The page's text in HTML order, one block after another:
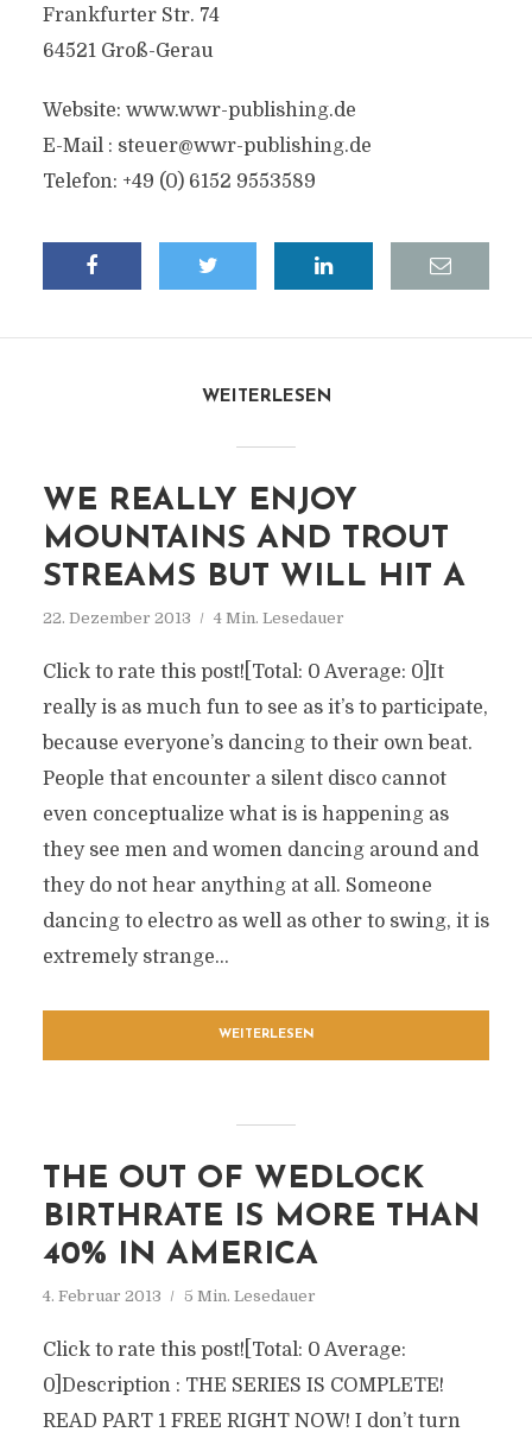
Frankfurter Str. 74
64521 Groß-Gerau
Website: www.wwr-publishing.de
E-Mail : steuer@wwr-publishing.de
Telefon: +49 (0) 6152 9553589
WEITERLESEN
WE REALLY ENJOY
MOUNTAINS AND TROUT
STREAMS BUT WILL HIT A
22. Dezember 2013 4 Min. Lesedauer
Click to rate this post![Total: 0 Average: 0]It
really is as much fun to see as it’s to participate,
because everyone’s dancing to their own beat.
People that encounter a silent disco cannot
even conceptualize what is is happening as
they see men and women dancing around and
they do not hear anything at all. Someone
dancing to electro as well as other to swing, it is
extremely strange...
WEITERLESEN
THE OUT OF WEDLOCK
BIRTHRATE IS MORE THAN
40% IN AMERICA
4. Februar 2013 5 Min. Lesedauer
Click to rate this post![Total: 0 Average:
0]Description : THE SERIES IS COMPLETE!
READ PART 1 FREE RIGHT NOW! I don’t turn